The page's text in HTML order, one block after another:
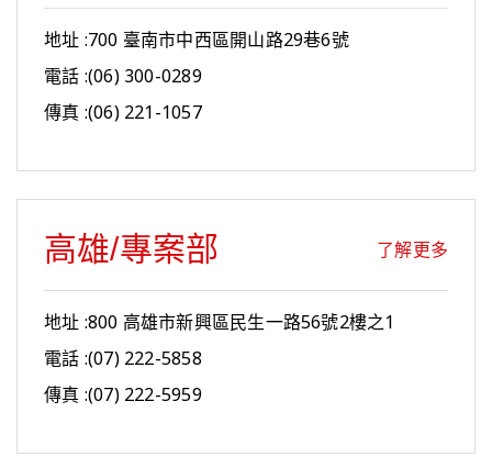
地址 :700 臺南市中西區開山路29巷6號
電話 :(06) 300-0289
傳真 :(06) 221-1057
高雄/專案部 了解更多
地址 :800 高雄市新興區民生一路56號2樓之1
電話 :(07) 222-5858
傳真 :(07) 222-5959